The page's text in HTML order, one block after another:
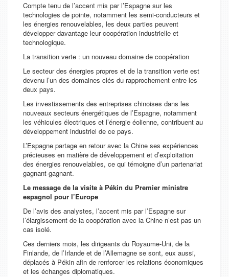
Compte tenu de l’accent mis par l’Espagne sur les
technologies de pointe, notamment les semi-conducteurs et
les énergies renouvelables, les deux parties peuvent
développer davantage leur coopération industrielle et
technologique.
La transition verte : un nouveau domaine de coopération
Le secteur des énergies propres et de la transition verte est
devenu l’un des domaines clés du rapprochement entre les
deux pays.
Les investissements des entreprises chinoises dans les
nouveaux secteurs énergétiques de l’Espagne, notamment
les véhicules électriques et l’énergie éolienne, contribuent au
développement industriel de ce pays.
L’Espagne partage en retour avec la Chine ses expériences
précieuses en matière de développement et d’exploitation
des énergies renouvelables, ce qui témoigne d’un partenariat
gagnant-gagnant.
Le message de la visite à Pékin du Premier ministre
espagnol pour l’Europe
De l’avis des analystes, l’accent mis par l’Espagne sur
l’élargissement de la coopération avec la Chine n’est pas un
cas isolé.
Ces derniers mois, les dirigeants du Royaume-Uni, de la
Finlande, de l’Irlande et de l’Allemagne se sont, eux aussi,
déplacés à Pékin afin de renforcer les relations économiques
et les échanges diplomatiques.